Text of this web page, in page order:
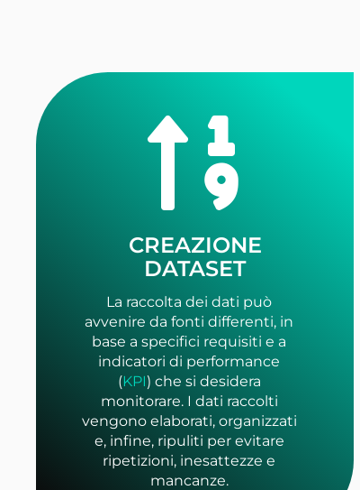
CREAZIONE
DATASET
La raccolta dei dati può
avvenire da fonti differenti, in
base a specifici requisiti e a
indicatori di performance
(KPI) che si desidera
monitorare. I dati raccolti
vengono elaborati, organizzati
e, infine, ripuliti per evitare
ripetizioni, inesattezze e
mancanze.